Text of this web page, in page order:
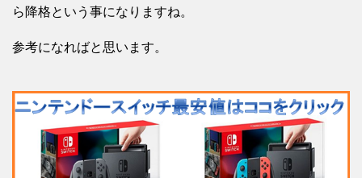
ら降格という事になりますね。
参考になればと思います。